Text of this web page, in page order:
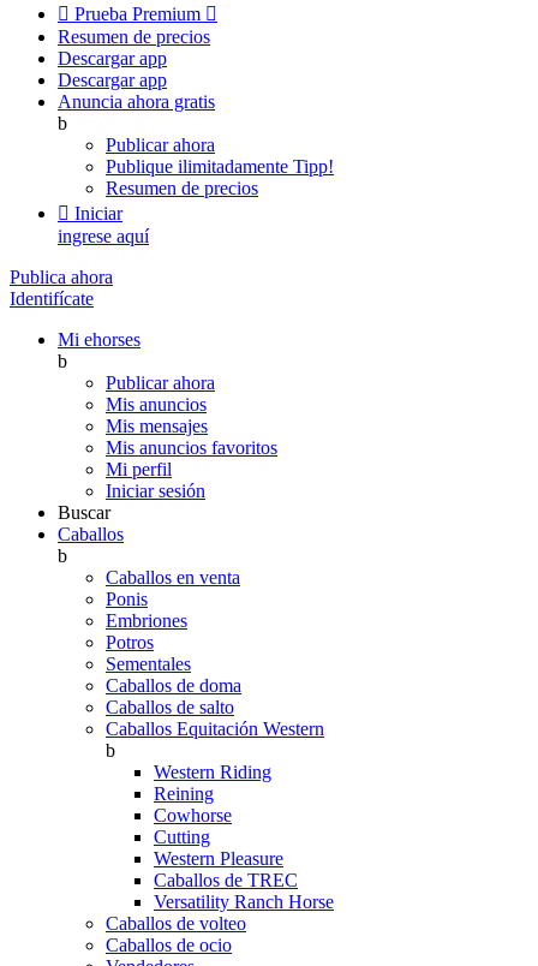
 Prueba Premium 
Resumen de precios
Descargar app
Descargar app
Anuncia ahora gratis
b
Publicar ahora
Publique ilimitadamente Tipp!
Resumen de precios
 Iniciar
ingrese aquí
Publica ahora
Identifícate
Mi ehorses
b
Publicar ahora
Mis anuncios
Mis mensajes
Mis anuncios favoritos
Mi perfil
Iniciar sesión
Buscar
Caballos
b
Caballos en venta
Ponis
Embriones
Potros
Sementales
Caballos de doma
Caballos de salto
Caballos Equitación Western
b
Western Riding
Reining
Cowhorse
Cutting
Western Pleasure
Caballos de TREC
Versatility Ranch Horse
Caballos de volteo
Caballos de ocio